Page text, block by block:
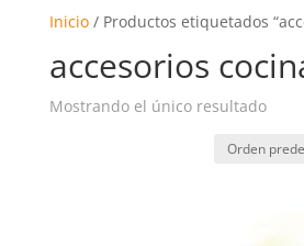
Inicio/ Productos etiquetados
accesorios
Mostrando el único resultado